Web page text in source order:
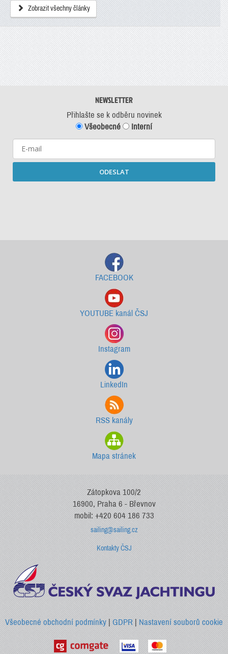
Zobrazit všechny články
NEWSLETTER
Přihlašte se k odběru novinek
Všeobecné
Interní
ODESLAT
FACEBOOK
YOUTUBE kanál ČSJ
Instagram
LinkedIn
RSS kanály
Mapa stránek
Zátopkova 100/2
16900, Praha 6 - Břevnov
mobil: +420 604 186 733
sailing@sailing.cz
Kontakty ČSJ
Všeobecné obchodní podmínky| GDPR |Nastavení souborů cookie